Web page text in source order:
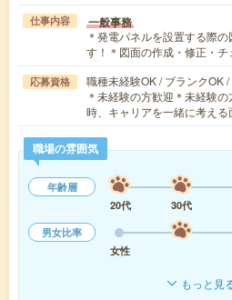
仕事内容 一般事務
＊発電パネルを設置する際
す！＊図面の作成・修正・
応募資格
職種未経験OK / ブランクOK
＊未経験の方歓迎＊未経験
時、キャリアを一緒に考え
職場の雰囲気
年齢層
20代
30代
男女比率
女性
もっと見